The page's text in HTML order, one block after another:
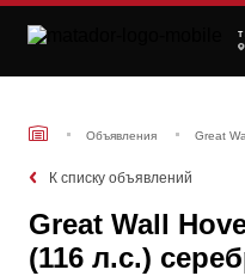
Объявления Great
К списку объявлений
Great Wall
(116 л.с.)